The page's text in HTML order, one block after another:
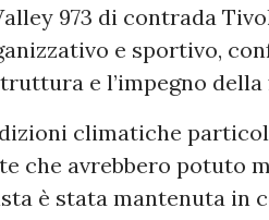
973 di contrada
e sportivo,
e l’impegno
climatiche
che avrebbero potuto
è stata mantenuta in